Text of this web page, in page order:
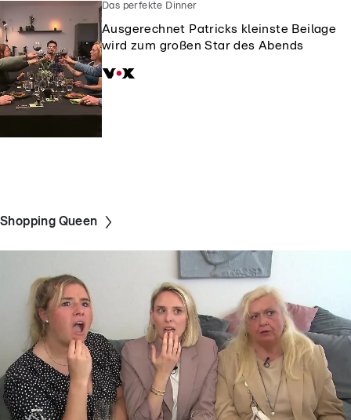
Das perfekte Dinner
Ausgerechnet Patricks kleinste Beilage
wird zum großen Star des Abends
Shopping Queen